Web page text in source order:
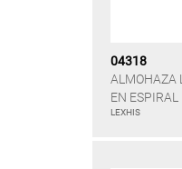
04318
ALMOHAZA
EN ESPIRAL
LEXHIS